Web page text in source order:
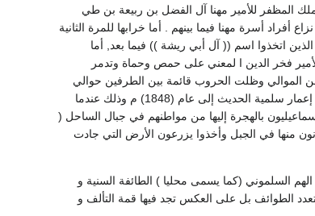
جالوت التي انتصر فيها الملك المظفر على التتر عام (1242) م أقطعها الملك المظفر للأمير مهنا آل الفضل بن ربيعة بن طي
أسرة مهنا فيما بينهم . أما خرابها للمرة الثانية
اتخذوا اسم (( آل أبي ريشة )) فيما بعد, أما
فخر الدين ا لمعني على حمص وحماة وتدمر
الموالي وظلت الحروب قائمة بين الطرفين حوالي
عشر سنوات وأخيرا جاءت قبيلة عنزة فاحتلتها وأجلت الموالي عنها حتى أواخر القرن الثالث عشر للهجرة. ويعود إعمار سلمية الحديث إلى عام (1848) م وذلك عندما
بالهجرة إليها من مواطنهم في جبال الساحل (
منها في الجبل وأخذوا يزرعون الأرض التي جادت
السلموني (كما يسمى محليا ) الطائفة السنية و
الطوائف بل على العكس تجد فيها قمة التألف و